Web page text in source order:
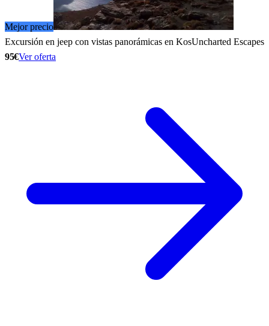
Mejor precio
Excursión en jeep con vistas panorámicas en KosUncharted Escapes
95€Ver oferta